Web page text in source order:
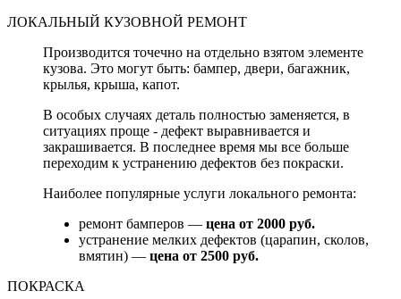
ЛОКАЛЬНЫЙ КУЗОВНОЙ РЕМОНТ
Производится точечно на отдельно взятом элементе
кузова. Это могут быть: бампер, двери, багажник,
крылья, крыша, капот.
В особых случаях деталь полностью заменяется, в
ситуациях проще - дефект выравнивается и
закрашивается. В последнее время мы все больше
переходим к устранению дефектов без покраски.
Наиболее популярные услуги локального ремонта:
ремонт бамперов — цена от 2000 руб.
устранение мелких дефектов (царапин, сколов,
вмятин) — цена от 2500 руб.
ПОКРАСКА